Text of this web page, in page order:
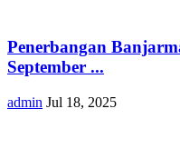
Penerbangan
September ...
admin Jul 18, 2025